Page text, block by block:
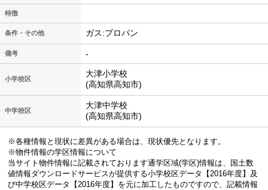
特徴
条件・その他 ガス:プロパン
備考 -
小学校区
大津小学校
(高知県高知市)
中学校区
大津中学校
(高知県高知市)
※各種情報と現状に差異がある場合は、現状優先となります。
※物件情報の学区情報について
当サイト物件情報に記載されております通学区域(学区)情報は、国土数
値情報ダウンロードサービスが提供する小学校区データ【2016年度】及
び中学校区データ【2016年度】を元に加工したものですので、記載情報